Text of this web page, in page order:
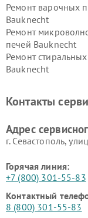
Ремонт варочных
Bauknecht
Ремонт
печей Bauknecht
Ремонт
Bauknecht
Контакты
Адрес
г. Севастополь,
Горячая линия:
+7 (800) 301-55-83
Контактный
8 (800) 301-55-83